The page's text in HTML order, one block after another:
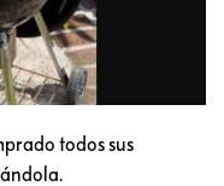
todos sus